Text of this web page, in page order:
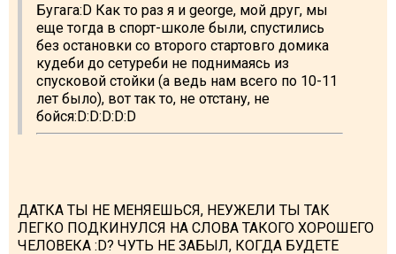
Бугага:D Как то раз я и george, мой друг, мы
еще тогда в спорт-школе были, спустились
без остановки со второго стартовго домика
кудеби до сетуреби не поднимаясь из
спусковой стойки (а ведь нам всего по 10-11
лет было), вот так то, не отстану, не
бойся:D:D:D:D:D
ДАТКА ТЫ НЕ МЕНЯЕШЬСЯ, НЕУЖЕЛИ ТЫ ТАК
ЛЕГКО ПОДКИНУЛСЯ НА СЛОВА ТАКОГО ХОРОШЕГО
ЧЕЛОВЕКА :D? ЧУТЬ НЕ ЗАБЫЛ, КОГДА БУДЕТЕ